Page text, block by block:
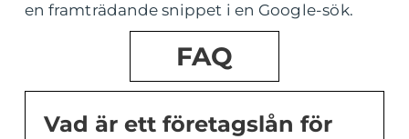
en framträdande snippet i en Google-sök.
FAQ
Vad är ett företagslån för